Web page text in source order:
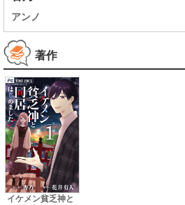
アンノ
著作
イケメン貧乏神と